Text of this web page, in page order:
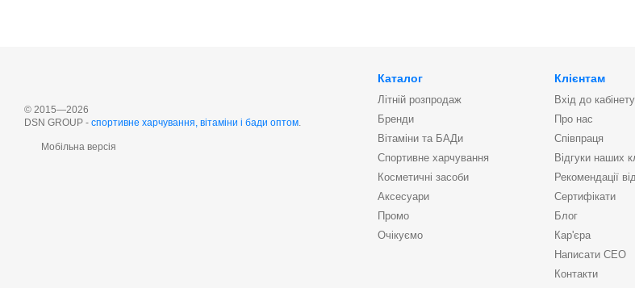
© 2015—2026
DSN GROUP - cпортивне харчування, вітаміни і бади оптом.
Мобільна версія
Каталог
Літній розпродаж
Бренди
Вітаміни та БАДи
Спортивне харчування
Косметичні засоби
Аксесуари
Промо
Очікуємо
Клієнтам
Вхід до кабінету
Про нас
Співпраця
Відгуки наших
Рекомендації
Сертифікати
Блог
Кар'єра
Написати CEO
Контакти